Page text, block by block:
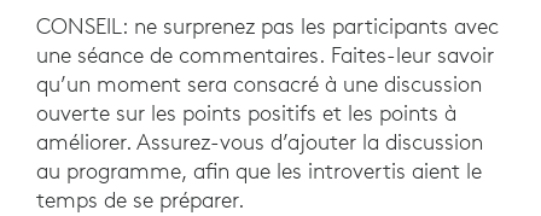
CONSEIL: ne surprenez pas les participants avec
une séance de commentaires. Faites-leur savoir
qu’un moment sera consacré à une discussion
ouverte sur les points positifs et les points à
améliorer. Assurez-vous d’ajouter la discussion
au programme, afin que les introvertis aient le
temps de se préparer.